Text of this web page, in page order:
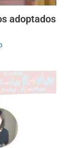
adoptados